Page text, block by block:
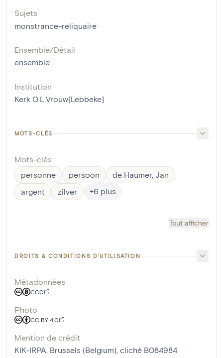
Sujets
monstrance-reliquaire
Ensemble/Détail
ensemble
Institution
Kerk O.L.Vrouw[Lebbeke]
MOTS-CLÉS
Mots-clés
personne
persoon
de Haumer, Jan
argent
zilver +6 plus
Tout afficher
DROITS & CONDITIONS D'UTILISATION
Métadonnées
CC0
Photo
CC BY 4.0
Mention de crédit
KIK-IRPA, Brussels (Belgium), cliché B084984